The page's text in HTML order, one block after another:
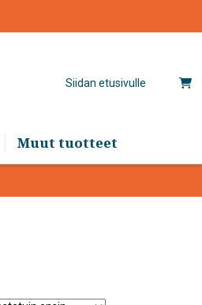
Siidan etusivulle
Muut tuotteet